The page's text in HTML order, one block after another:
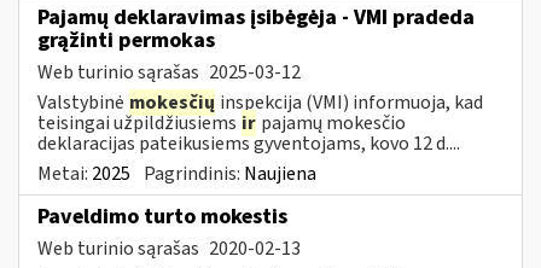
Pajamų deklaravimas įsibėgėja - VMI pradeda
grąžinti permokas
Web turinio sąrašas 2025-03-12
Valstybinė mokesčių inspekcija (VMI) informuoja, kad
teisingai užpildžiusiems ir pajamų mokesčio
deklaracijas pateikusiems gyventojams, kovo 12 d....
Metai: 2025 Pagrindinis: Naujiena
Paveldimo turto mokestis
Web turinio sąrašas 2020-02-13